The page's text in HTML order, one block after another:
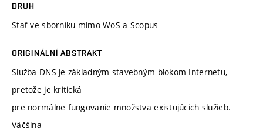
DRUH
Stať ve sborníku mimo WoS a Scopus
ORIGINÁLNÍ ABSTRAKT
Služba DNS je základným stavebným blokom Internetu,
pretože je kritická
pre normálne fungovanie množstva existujúcich služieb.
Väčšina